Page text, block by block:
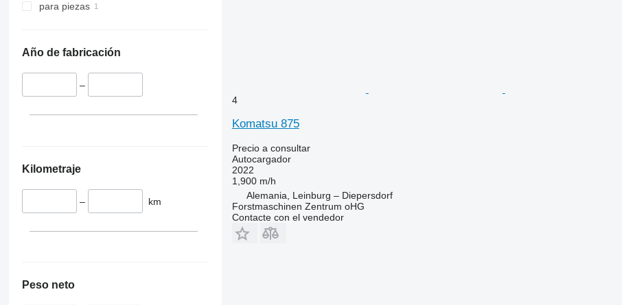
para piezas
Año de fabricación
–
Kilometraje
– km
Peso neto
4
Komatsu 875
Precio a consultar
Autocargador
2022
1,900 m/h
Alemania, Leinburg – Diepersdorf
Forstmaschinen Zentrum oHG
Contacte con el vendedor